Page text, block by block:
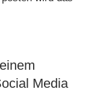
Media